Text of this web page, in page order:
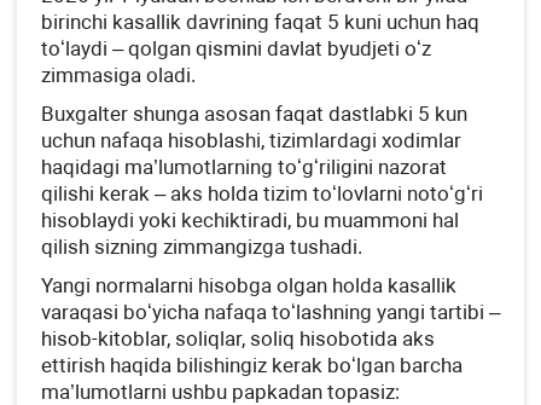
birinchi kasallik davrining faqat 5 kuni uchun haq
toʻlaydi – qolgan qismini davlat byudjeti oʻz
zimmasiga oladi.
Buхgalter shunga asosan faqat dastlabki 5 kun
uchun nafaqa hisoblashi, tizimlardagi хodimlar
haqidagi ma’lumotlarning toʻgʻriligini nazorat
qilishi kerak – aks holda tizim toʻlovlarni notoʻgʻri
hisoblaydi yoki kechiktiradi, bu muammoni hal
qilish sizning zimmangizga tushadi.
Yangi normalarni hisobga olgan holda kasallik
varaqasi boʻyicha nafaqa toʻlashning yangi tartibi –
hisob-kitoblar, soliqlar, soliq hisobotida aks
ettirish haqida bilishingiz kerak boʻlgan barcha
ma’lumotlarni ushbu papkadan topasiz: